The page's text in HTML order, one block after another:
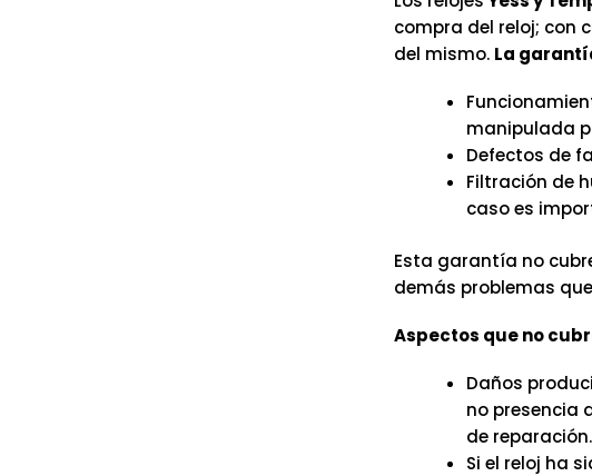
compra del reloj; con
del mismo. La
manipulada
Defectos de
Filtración de
caso es
Esta garantía no
demás problemas
Aspectos que no
Daños
no presencia
de reparación.
Si el reloj ha